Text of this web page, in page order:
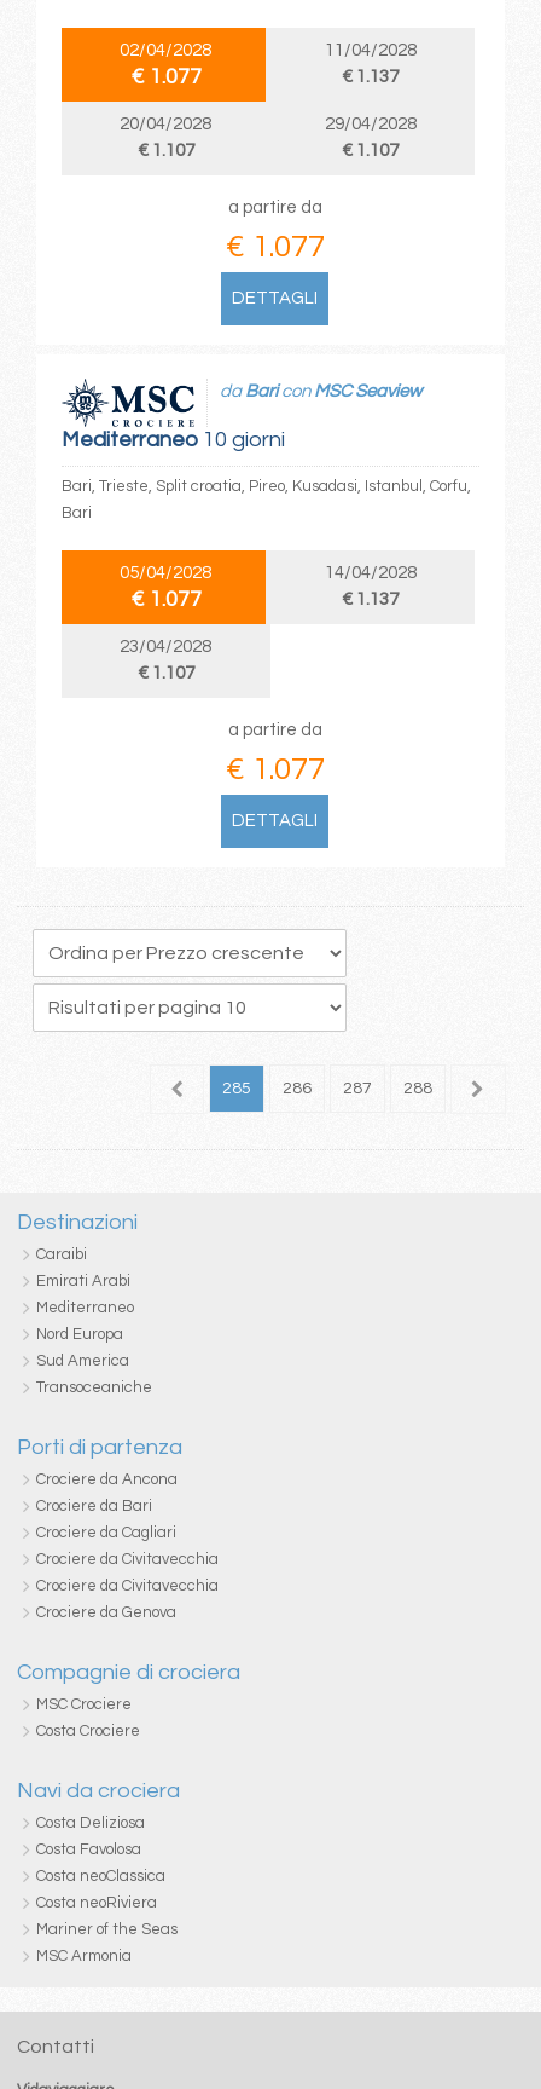
02/04/2028
€ 1.077
11/04/2028
€ 1.137
20/04/2028
€ 1.107
29/04/2028
€ 1.107
a partire da
€ 1.077
DETTAGLI
Mediterraneo10 giorni
da Baricon MSC Seaview
Bari, Trieste, Split croatia, Pireo, Kusadasi, Istanbul, Corfu,
Bari
05/04/2028
€ 1.077
14/04/2028
€ 1.137
23/04/2028
€ 1.107
a partire da
€ 1.077
DETTAGLI
284 285 286 287 288 289
Destinazioni
Caraibi
Emirati Arabi
Mediterraneo
Nord Europa
Sud America
Transoceaniche
Porti di partenza
Crociere da Ancona
Crociere da Bari
Crociere da Cagliari
Crociere da Civitavecchia
Crociere da Civitavecchia
Crociere da Genova
Compagnie di crociera
MSC Crociere
Costa Crociere
Navi da crociera
Costa Deliziosa
Costa Favolosa
Costa neoClassica
Costa neoRiviera
Mariner of the Seas
MSC Armonia
Contatti